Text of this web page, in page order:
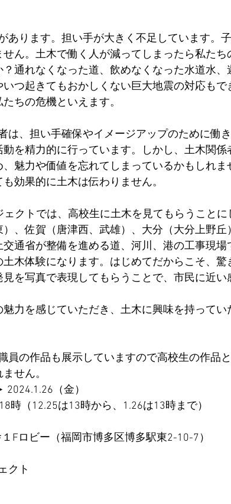
ん。土木で働く人が減ってしまったら私たち
通れなくなった道、飲めなくなった水道水、
つ起きてもおかしくない巨大地震の対応もで
ちの危機といえます。
を精力的に行っています。しかし、土木関係
魅力や価値を忘れてしまっているかもしれま
効果的に土木は伝わりません。
、佐賀（唐津西、武雄）、大分（大分上野丘
通省が整備を進める道、河川、港の工事現場
木体験になります。はじめてだからこそ、驚
を写真で表現してもらうことで、市民に近い
力を感じていただき、土木に興味を持ってい
せん。
2024.1.26（金）
時（12.25は13時から、1.26は13時まで）
Fロビー（福岡市博多区博多駅東2-10-7）
クト